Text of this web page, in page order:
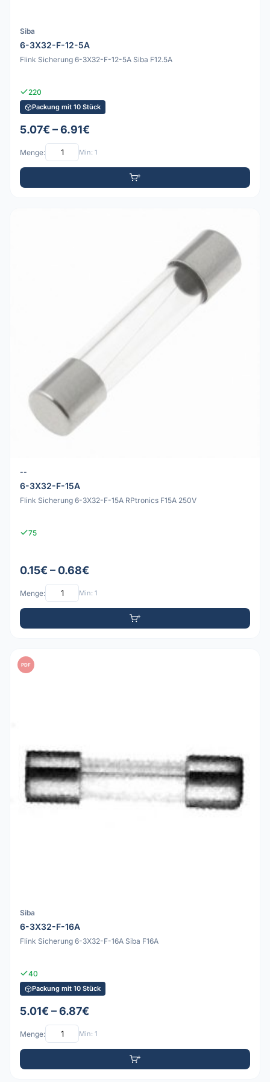
Siba
6-3X32-F-12-5A
Flink Sicherung 6-3X32-F-12-5A Siba F12.5A
220
Packung mit 10 Stück
5.07€ – 6.91€
Menge: Min: 1
--
6-3X32-F-15A
Flink Sicherung 6-3X32-F-15A RPtronics F15A 250V
75
0.15€ – 0.68€
Menge: Min: 1
PDF
Siba
6-3X32-F-16A
Flink Sicherung 6-3X32-F-16A Siba F16A
40
Packung mit 10 Stück
5.01€ – 6.87€
Menge: Min: 1